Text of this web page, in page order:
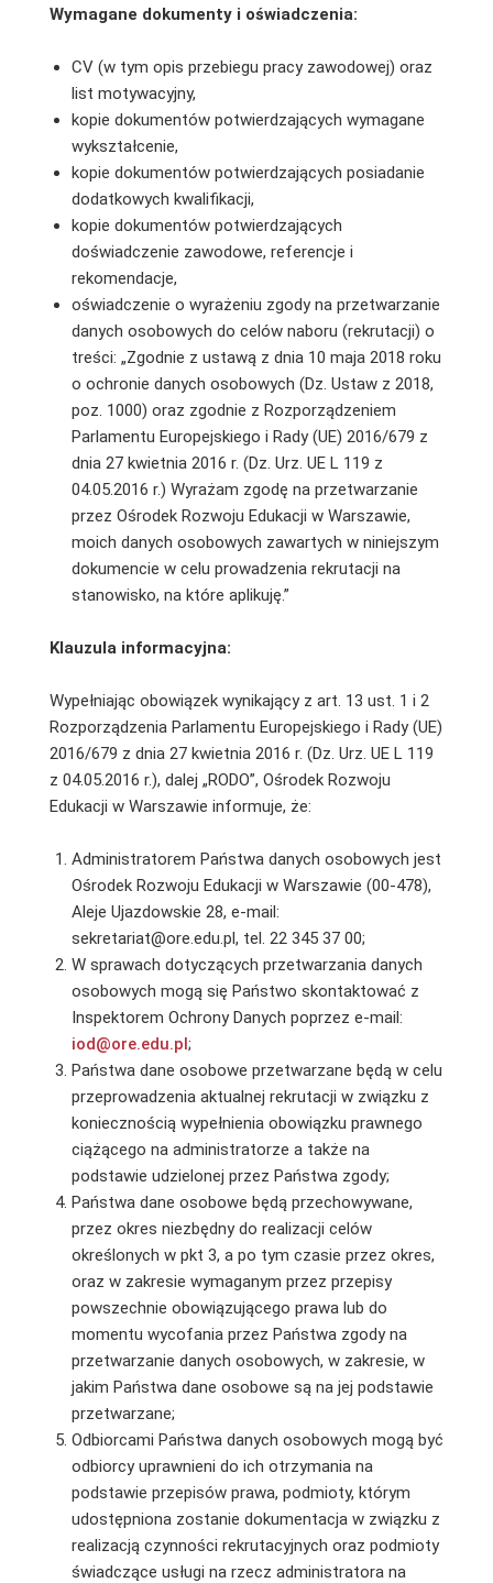
Wymagane dokumenty i oświadczenia:
CV (w tym opis przebiegu pracy zawodowej) oraz
list motywacyjny,
kopie dokumentów potwierdzających wymagane
wykształcenie,
kopie dokumentów potwierdzających posiadanie
dodatkowych kwalifikacji,
kopie dokumentów potwierdzających
doświadczenie zawodowe, referencje i
rekomendacje,
oświadczenie o wyrażeniu zgody na przetwarzanie
danych osobowych do celów naboru (rekrutacji) o
treści: „Zgodnie z ustawą z dnia 10 maja 2018 roku
o ochronie danych osobowych (Dz. Ustaw z 2018,
poz. 1000) oraz zgodnie z Rozporządzeniem
Parlamentu Europejskiego i Rady (UE) 2016/679 z
dnia 27 kwietnia 2016 r. (Dz. Urz. UE L 119 z
04.05.2016 r.) Wyrażam zgodę na przetwarzanie
przez Ośrodek Rozwoju Edukacji w Warszawie,
moich danych osobowych zawartych w niniejszym
dokumencie w celu prowadzenia rekrutacji na
stanowisko, na które aplikuję.”
Klauzula informacyjna:
Wypełniając obowiązek wynikający z art. 13 ust. 1 i 2
Rozporządzenia Parlamentu Europejskiego i Rady (UE)
2016/679 z dnia 27 kwietnia 2016 r. (Dz. Urz. UE L 119
z 04.05.2016 r.), dalej „RODO”, Ośrodek Rozwoju
Edukacji w Warszawie informuje, że:
Administratorem Państwa danych osobowych jest
Ośrodek Rozwoju Edukacji w Warszawie (00-478),
Aleje Ujazdowskie 28, e-mail:
sekretariat@ore.edu.pl, tel. 22 345 37 00;
W sprawach dotyczących przetwarzania danych
osobowych mogą się Państwo skontaktować z
Inspektorem Ochrony Danych poprzez e-mail:
iod@ore.edu.pl;
Państwa dane osobowe przetwarzane będą w celu
przeprowadzenia aktualnej rekrutacji w związku z
koniecznością wypełnienia obowiązku prawnego
ciążącego na administratorze a także na
podstawie udzielonej przez Państwa zgody;
Państwa dane osobowe będą przechowywane,
przez okres niezbędny do realizacji celów
określonych w pkt 3, a po tym czasie przez okres,
oraz w zakresie wymaganym przez przepisy
powszechnie obowiązującego prawa lub do
momentu wycofania przez Państwa zgody na
przetwarzanie danych osobowych, w zakresie, w
jakim Państwa dane osobowe są na jej podstawie
przetwarzane;
Odbiorcami Państwa danych osobowych mogą być
odbiorcy uprawnieni do ich otrzymania na
podstawie przepisów prawa, podmioty, którym
udostępniona zostanie dokumentacja w związku z
realizacją czynności rekrutacyjnych oraz podmioty
świadczące usługi na rzecz administratora na